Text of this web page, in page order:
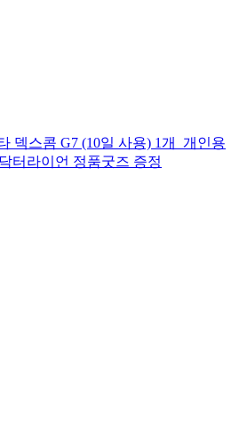
덱스콤 G7 (10일 사용) 1개_개인용
터라이언 정품굿즈 증정